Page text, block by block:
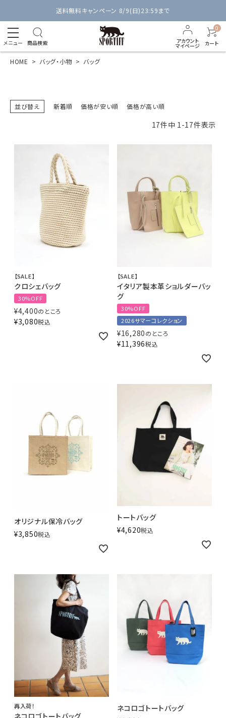
送料無料キャンペーン 8/9(日)23:59まで
メニュー 商品検索 アカウント
マイページ
0
カート
HOME バッグ・小物 バッグ
並び替え 新着順 価格が安い順 価格が高い順
17件中 1-17件表示
【SALE】
クロシェバッグ
30%OFF
¥4,400のところ
¥3,080税込
【SALE】
イタリア製本革ショルダーバッ
グ
30%OFF
2026サマーコレクション
¥16,280のところ
¥11,396税込
オリジナル保冷バッグ
¥3,850税込
トートバッグ
¥4,620税込
再入荷！
ネコロゴトートバッグ
ネコロゴトートバッグ